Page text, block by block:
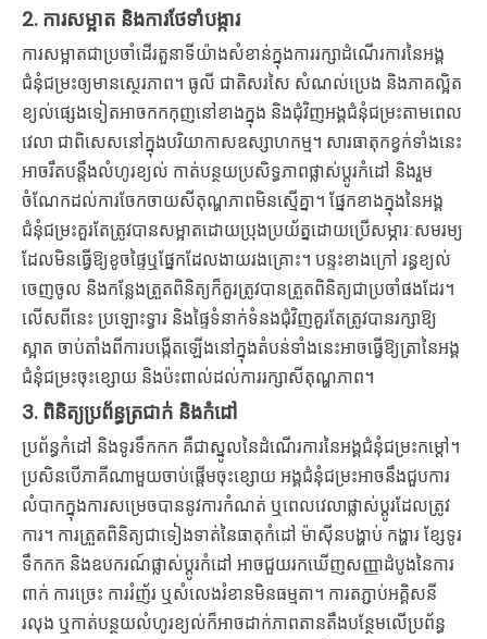
2. ការសម្អាត និងការថែទាំបង្ការ
ការសម្អាតជាប្រចាំដើរតួនាទីយ៉ាងសំខាន់ក្នុងការរក្សាដំណើរការនៃអង្គ
ជំនុំជម្រះឲ្យមានស្ថេរភាព។ ធូលី ជាតិសរសៃ សំណល់ប្រេង និងភាគល្អិត
ខ្យល់ផ្សេងទៀតអាចកកកុញនៅខាងក្នុង និងជុំវិញអង្គជំនុំជម្រះតាមពេល
វេលា ជាពិសេសនៅក្នុងបរិយាកាសឧស្សាហកម្ម។ សារធាតុកខ្វក់ទាំងនេះ
អាចរឹតបន្តឹងលំហូរខ្យល់ កាត់បន្ថយប្រសិទ្ធភាពផ្លាស់ប្តូរកំដៅ និងរួម
ចំណែកដល់ការចែកចាយសីតុណ្ហភាពមិនស្មើគ្នា។ ផ្នែកខាងក្នុងនៃអង្គ
ជំនុំជម្រះគួរតែត្រូវបានសម្អាតដោយប្រុងប្រយ័ត្នដោយប្រើសម្ភារៈសមរម្យ
ដែលមិនធ្វើឱ្យខូចផ្ទៃឬផ្នែកដែលងាយរងគ្រោះ។ បន្ទះខាងក្រៅ រន្ធខ្យល់
ចេញចូល និងកន្លែងត្រួតពិនិត្យក៏គួរត្រូវបានត្រួតពិនិត្យជាប្រចាំផងដែរ។
លើសពីនេះ ប្រឡោះទ្វារ និងផ្ទៃទំនាក់ទំនងជុំវិញគួរតែត្រូវបានរក្សាឱ្យ
ស្អាត ចាប់តាំងពីការបង្កើតឡើងនៅក្នុងតំបន់ទាំងនេះអាចធ្វើឱ្យត្រានៃអង្គ
ជំនុំជម្រះចុះខ្សោយ និងប៉ះពាល់ដល់ការរក្សាសីតុណ្ហភាព។
3. ពិនិត្យប្រព័ន្ធត្រជាក់ និងកំដៅ
ប្រព័ន្ធកំដៅ និងទូរទឹកកក គឺជាស្នូលនៃដំណើរការនៃអង្គជំនុំជម្រះកម្ដៅ។
ប្រសិនបើភាគីណាមួយចាប់ផ្តើមចុះខ្សោយ អង្គជំនុំជម្រះអាចនឹងជួបការ
លំបាកក្នុងការសម្រេចបាននូវការកំណត់ ឬពេលវេលាផ្លាស់ប្តូរដែលត្រូវ
ការ។ ការត្រួតពិនិត្យជាទៀងទាត់នៃធាតុកំដៅ ម៉ាស៊ីនបង្ហាប់ កង្ហារ ខ្សែទូរ
ទឹកកក និងឧបករណ៍ផ្លាស់ប្តូរកំដៅ អាចជួយរកឃើញសញ្ញាដំបូងនៃការ
ពាក់ ការច្រេះ ការរំញ័រ ឬសំលេងរំខានមិនធម្មតា។ ការតភ្ជាប់អគ្គិសនី
រលុង ឬកាត់បន្ថយលំហូរខ្យល់ក៏អាចដាក់ភាពតានតឹងបន្ថែមលើប្រព័ន្ធ